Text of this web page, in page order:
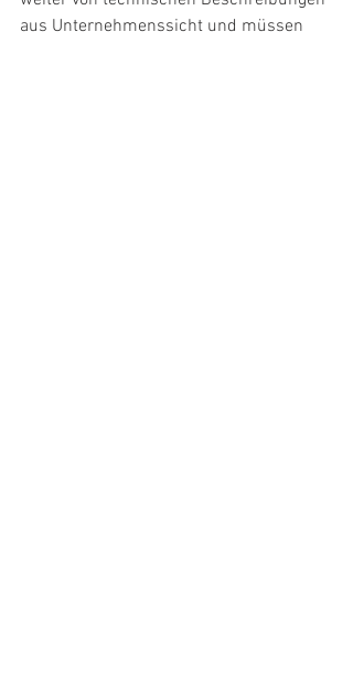
aus Unternehmenssicht und müssen